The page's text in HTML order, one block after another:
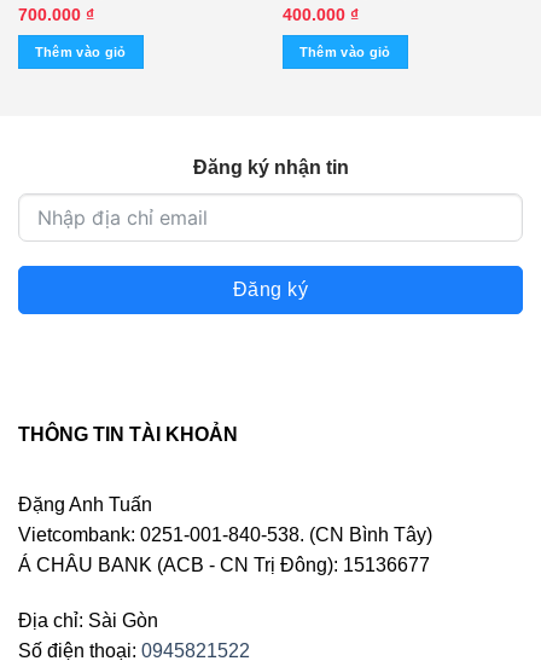
Bằng Bạt Gió (KGFR) – cái
700.000 ₫
Thêm vào giỏ
Suốt Đời (Hoàng Liêm – Kim
Anh – Thiên Trang – Thái Hiền
– Phương Loan) KGDH – cái
400.000 ₫
Thêm vào giỏ
Đăng ký nhận tin
Đăng ký
THÔNG TIN TÀI KHOẢN
Đặng Anh Tuấn
Vietcombank: 0251-001-840-538. (CN Bình Tây)
Á CHÂU BANK (ACB - CN Trị Đông): 15136677
Địa chỉ: Sài Gòn
Số điện thoại: 0945821522